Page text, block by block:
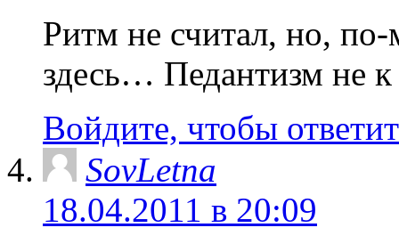
Ритм не считал, но, по-
здесь… Педантизм не
Войдите, чтобы
SovLetna
18.04.2011 в 20:09